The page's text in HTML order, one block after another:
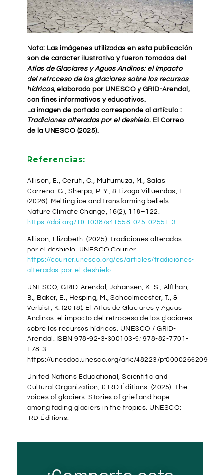
Nota: Las imágenes utilizadas en esta publicación
son de carácter ilustrativo y fueron tomadas del
Atlas de Glaciares y Aguas Andinos: el impacto
del retroceso de los glaciares sobre los recursos
hídricos, elaborado por UNESCO y GRID-Arendal ,
con fines informativos y educativos.
La imagen de portada corresponde al artículo :
Tradiciones alteradas por el deshielo. El Correo
de la UNESCO (2025).
Referencias:
Allison, E., Ceruti, C., Muhumuza, M., Salas
Carreño, G., Sherpa, P. Y., & Lizaga Villuendas, I.
(2026). Melting ice and transforming beliefs.
Nature Climate Change, 16(2), 118–122.
https://doi.org/10.1038/s41558-025-02551-3
Allison, Elizabeth. (2025). Tradiciones alteradas
por el deshielo. UNESCO Courier.
https://courier.unesco.org/es/articles/tradiciones-
alteradas-por-el-deshielo
UNESCO, GRID-Arendal, Johansen, K. S., Alfthan,
B., Baker, E., Hesping, M., Schoolmeester, T., &
Verbist, K. (2018). El Atlas de Glaciares y Aguas
Andinos: el impacto del retroceso de los glaciares
sobre los recursos hídricos. UNESCO / GRID-
Arendal. ISBN 978-92-3-300103-9; 978-82-7701-
178-3.
https://unesdoc.unesco.org/ark:/48223/pf0000266209
United Nations Educational, Scientific and
Cultural Organization, & IRD Éditions. (2025). The
voices of glaciers: Stories of grief and hope
among fading glaciers in the tropics. UNESCO;
IRD Éditions.